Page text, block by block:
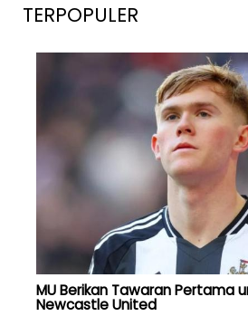
TERPOPULER
MU Berikan Tawaran Pertama
Newcastle United